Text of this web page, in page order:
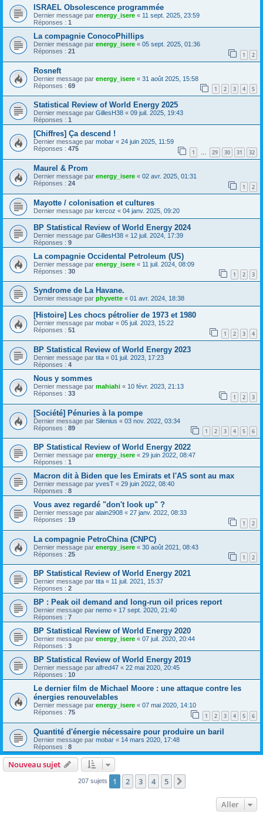
ISRAEL Obsolescence programmée
Dernier message par energy_isere « 11 sept. 2025, 23:59
Réponses : 1
La compagnie ConocoPhillips
Dernier message par energy_isere « 05 sept. 2025, 01:36
Réponses : 21 1 2
Rosneft
Dernier message par energy_isere « 31 août 2025, 15:58
Réponses : 69 1 2 3 4 5
Statistical Review of World Energy 2025
Dernier message par GillesH38 « 09 juil. 2025, 19:43
Réponses : 1
[Chiffres] Ça descend !
Dernier message par mobar « 24 juin 2025, 11:59
Réponses : 475 1 … 29 30 31 32
Maurel & Prom
Dernier message par energy_isere « 02 avr. 2025, 01:31
Réponses : 24 1 2
Mayotte / colonisation et cultures
Dernier message par kercoz « 04 janv. 2025, 09:20
BP Statistical Review of World Energy 2024
Dernier message par GillesH38 « 12 juil. 2024, 17:39
Réponses : 9
La compagnie Occidental Petroleum (US)
Dernier message par energy_isere « 11 juil. 2024, 08:09
Réponses : 30 1 2 3
Syndrome de La Havane.
Dernier message par phyvette « 01 avr. 2024, 18:38
[Histoire] Les chocs pétrolier de 1973 et 1980
Dernier message par mobar « 05 juil. 2023, 15:22
Réponses : 51 1 2 3 4
BP Statistical Review of World Energy 2023
Dernier message par tita « 01 juil. 2023, 17:23
Réponses : 4
Nous y sommes
Dernier message par mahiahi « 10 févr. 2023, 21:13
Réponses : 33 1 2 3
[Société] Pénuries à la pompe
Dernier message par Silenius « 03 nov. 2022, 03:34
Réponses : 89 1 2 3 4 5 6
BP Statistical Review of World Energy 2022
Dernier message par energy_isere « 29 juin 2022, 08:47
Réponses : 1
Macron dit à Biden que les Emirats et l'AS sont au max
Dernier message par yvesT « 29 juin 2022, 08:40
Réponses : 8
Vous avez regardé "don't look up" ?
Dernier message par alain2908 « 27 janv. 2022, 08:33
Réponses : 19 1 2
La compagnie PetroChina (CNPC)
Dernier message par energy_isere « 30 août 2021, 08:43
Réponses : 25 1 2
BP Statistical Review of World Energy 2021
Dernier message par tita « 11 juil. 2021, 15:37
Réponses : 2
BP : Peak oil demand and long-run oil prices report
Dernier message par nemo « 17 sept. 2020, 21:40
Réponses : 7
BP Statistical Review of World Energy 2020
Dernier message par energy_isere « 07 juil. 2020, 20:44
Réponses : 3
BP Statistical Review of World Energy 2019
Dernier message par alfred47 « 22 mai 2020, 20:45
Réponses : 10
Le dernier film de Michael Moore : une attaque contre les
énergies renouvelables
Dernier message par energy_isere « 07 mai 2020, 14:10
Réponses : 75 1 2 3 4 5 6
Quantité d'énergie nécessaire pour produire un baril
Dernier message par mobar « 14 mars 2020, 17:48
Réponses : 8
Nouveau sujet
207 sujets 1 2 3 4 5
Aller